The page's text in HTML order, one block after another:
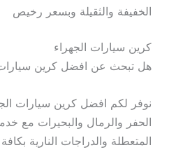
الخفيفة والثقيلة وبسعر رخيص
كرين سيارات الجهراء
هل تبحث عن افضل كرين سيارات
نوفر لكم افضل كرين سيارات
الحفر والرمال والبحيرات مع
المتعطلة والدراجات النارية